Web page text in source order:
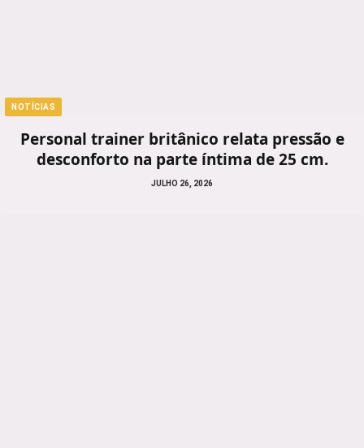
NOTÍCIAS
Personal trainer britânico relata pressão e
desconforto na parte íntima de 25 cm.
JULHO 26, 2026